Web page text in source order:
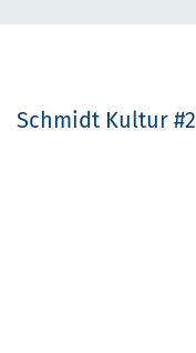
Schmidt Kultur #2